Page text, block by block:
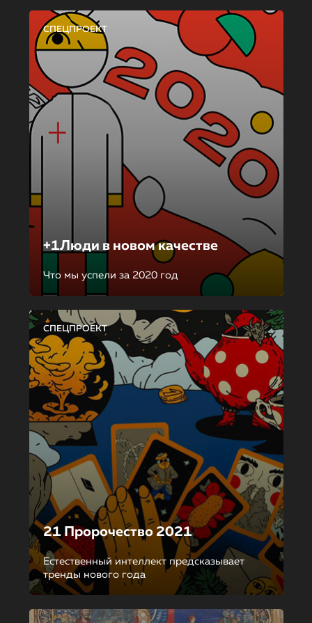
СПЕЦПРОЕКТ
+1Люди в новом качестве
Что мы успели за 2020 год
СПЕЦПРОЕКТ
21 Пророчество 2021
Естественный интеллект предсказывает
тренды нового года